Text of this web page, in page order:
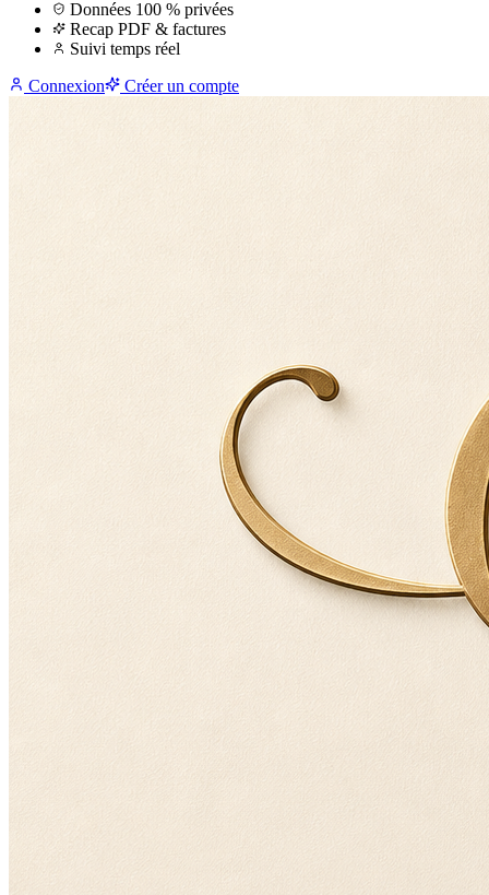
Données 100 % privées
Recap PDF & factures
Suivi temps réel
Connexion
Créer un compte